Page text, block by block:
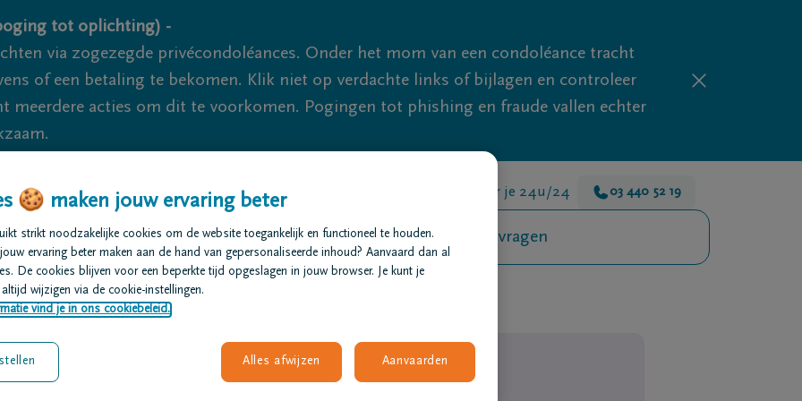
tot oplichting) -
via zogezegde privécondoléances. Onder het mom van een condoléance tracht
of een betaling te bekomen. Klik niet op verdachte links of bijlagen en controleer
meerdere acties om dit te voorkomen. Pogingen tot phishing en fraude vallen echter
We zijn er voor je 24u/24 03 440 52 19
regelen Overlijdensberichten Ons uitvaartcentrum Veelgestelde vragen
🍪 maken jouw ervaring beter
strikt noodzakelijke cookies om de website toegankelijk en functioneel te houden.
ervaring beter maken aan de hand van gepersonaliseerde inhoud? Aanvaard dan al
De cookies blijven voor een beperkte tijd opgeslagen in jouw browser. Je kunt je
wijzigen via de cookie-instellingen.
vind je in ons cookiebeleid.
Alles afwijzen Aanvaarden